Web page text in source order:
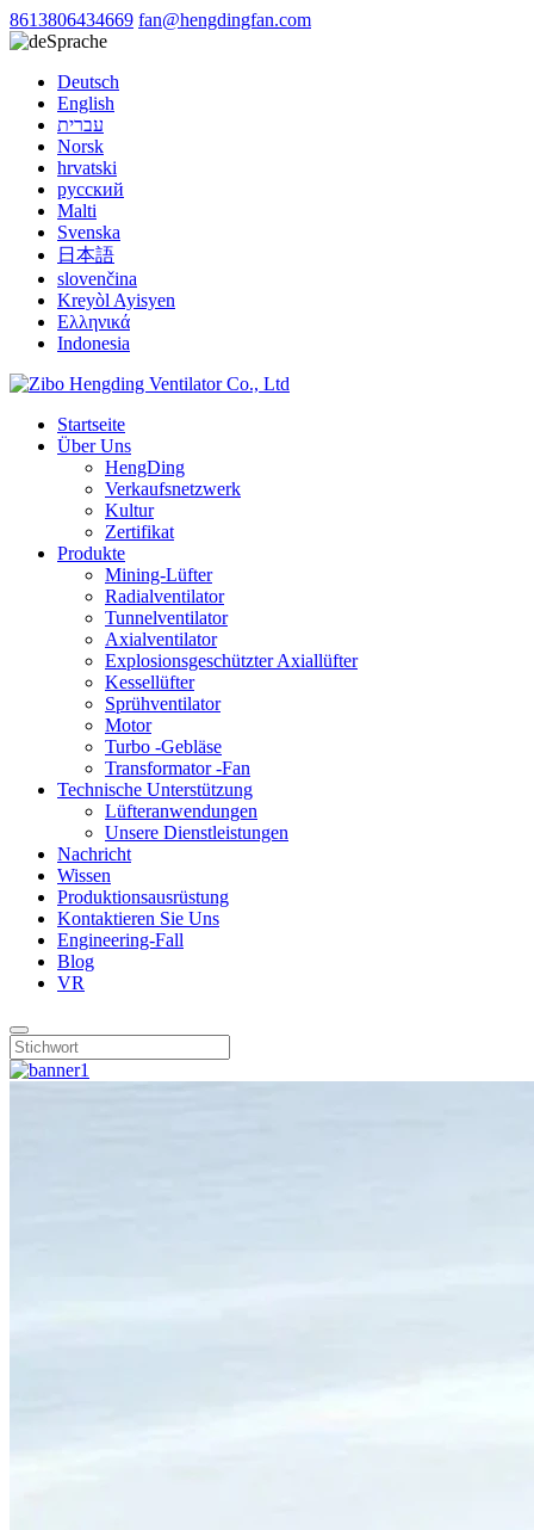
8613806434669 fan@hengdingfan.com
Sprache
Deutsch
English
עברית
Norsk
hrvatski
русский
Malti
Svenska
日本語
slovenčina
Kreyòl Ayisyen
Ελληνικά
Indonesia
Startseite
Über Uns
HengDing
Verkaufsnetzwerk
Kultur
Zertifikat
Produkte
Mining-Lüfter
Radialventilator
Tunnelventilator
Axialventilator
Explosionsgeschützter Axiallüfter
Kessellüfter
Sprühventilator
Motor
Turbo -Gebläse
Transformator -Fan
Technische Unterstützung
Lüfteranwendungen
Unsere Dienstleistungen
Nachricht
Wissen
Produktionsausrüstung
Kontaktieren Sie Uns
Engineering-Fall
Blog
VR